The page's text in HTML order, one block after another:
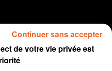
55 sec
( MIDI )
de votre vie privée est
Continuer sans accepter